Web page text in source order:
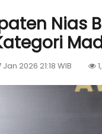
Nias
2026 21:18 WIB